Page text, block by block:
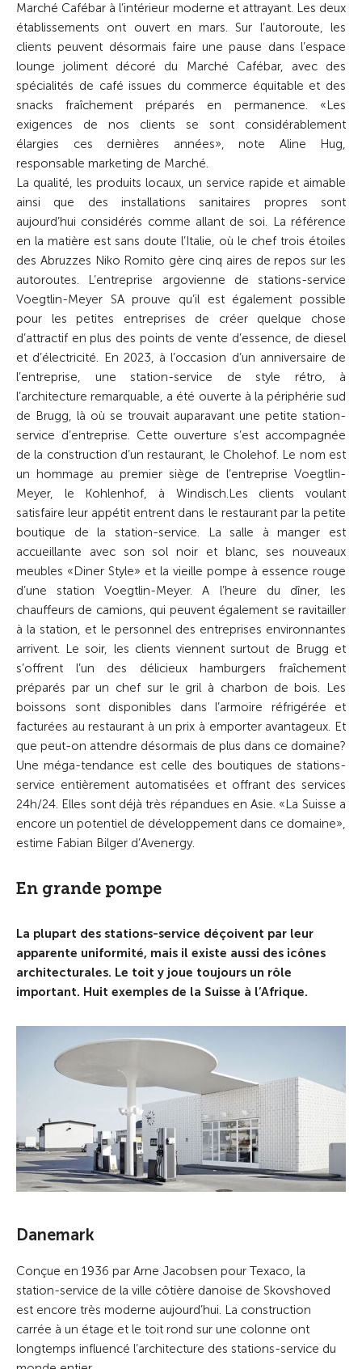
Marché Cafébar à l’intérieur moderne et attrayant. Les deux
établissements ont ouvert en mars. Sur l’autoroute, les
clients peuvent désormais faire une pause dans l’espace
lounge joliment décoré du Marché Cafébar, avec des
spécialités de café issues du commerce équitable et des
snacks fraîchement préparés en permanence. «Les
exigences de nos clients se sont considérablement
élargies ces dernières années», note Aline Hug,
responsable marketing de Marché.
La qualité, les produits locaux, un service rapide et aimable
ainsi que des installations sanitaires propres sont
aujourd’hui considérés comme allant de soi. La référence
en la matière est sans doute l’Italie, où le chef trois étoiles
des Abruzzes Niko Romito gère cinq aires de repos sur les
autoroutes.
L’entreprise argovienne de stations-service
Voegtlin-Meyer SA prouve qu’il est également possible
pour les petites entreprises de créer quelque chose
d’attractif en plus des points de vente d’essence, de diesel
et d’électricité. En 2023, à l’occasion d’un anniversaire de
l’entreprise, une station-service de style rétro, à
l’architecture remarquable, a été ouverte à la périphérie sud
de Brugg, là où se trouvait auparavant une petite station-
service d’entreprise. Cette ouverture s’est accompagnée
de la construction d’un restaurant, le Cholehof. Le nom est
un hommage au premier siège de l’entreprise Voegtlin-
Meyer, le Kohlenhof, à Windisch. Les clients voulant
satisfaire leur appétit entrent dans le restaurant par la petite
boutique de la station-service. La salle à manger est
accueillante avec son sol noir et blanc, ses nouveaux
meubles «Diner Style» et la vieille pompe à essence rouge
d’une station Voegtlin-Meyer. A l’heure du dîner, les
chauffeurs de camions, qui peuvent également se ravitailler
à la station, et le personnel des entreprises environnantes
arrivent. Le soir, les clients viennent surtout de Brugg et
s’offrent l’un des délicieux hamburgers fraîchement
préparés par un chef sur le gril à charbon de bois. Les
boissons sont disponibles dans l’armoire réfrigérée et
facturées au restaurant à un prix à emporter avantageux. Et
que peut-on attendre désormais de plus dans ce domaine?
Une méga-tendance est celle des boutiques de stations-
service entièrement automatisées et offrant des services
24h/24. Elles sont déjà très répandues en Asie. «La Suisse a
encore un potentiel de développement dans ce domaine»,
estime Fabian Bilger d’Avenergy.
En grande pompe
La plupart des stations-service déçoivent par leur
apparente uniformité, mais il existe aussi des icônes
architecturales. Le toit y joue toujours un rôle
important. Huit exemples de la Suisse à l’Afrique.
Danemark
Conçue en 1936 par Arne Jacobsen pour Texaco, la
station-service de la ville côtière danoise de Skovshoved
est encore très moderne aujourd’hui. La construction
carrée à un étage et le toit rond sur une colonne ont
longtemps influencé l’architecture des stations-service du